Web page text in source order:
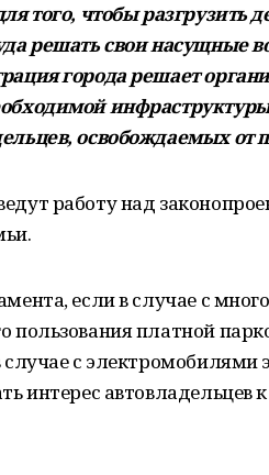
того, чтобы разгрузить
решать свои насущные
города решает
освобождаемых от
работу над
если в случае с
пользования платной
случае с
интерес